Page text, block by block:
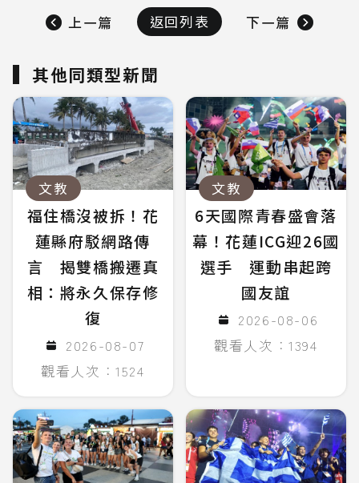
上一篇 返回列表 下一篇
其他同類型新聞
文教
福住橋沒被拆！花
蓮縣府駁網路傳
言 揭雙橋搬遷真
相：將永久保存修
復
2026-08-07
觀看人次：1524
文教
6天國際青春盛會落
幕！花蓮ICG迎26國
選手 運動串起跨
國友誼
2026-08-06
觀看人次：1394